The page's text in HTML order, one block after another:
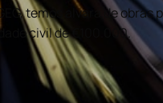
temos alvará de
civil de €100.000.